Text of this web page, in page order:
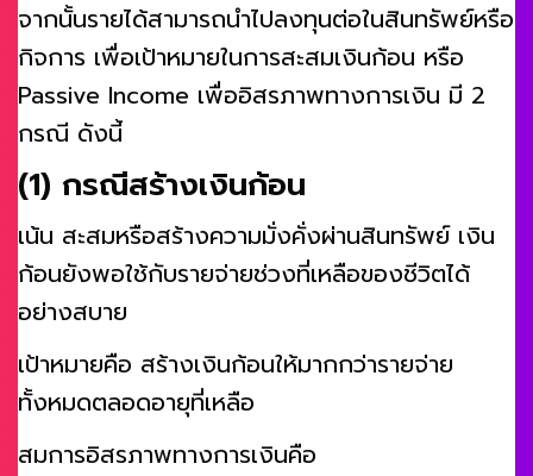
จากนั้นรายได้สามารถนำไปลงทุนต่อในสินทรัพย์หรือ
กิจการ เพื่อเป้าหมายในการสะสมเงินก้อน หรือ
Passive Income เพื่ออิสรภาพทางการเงิน มี 2
กรณี ดังนี้
(1) กรณีสร้างเงินก้อน
เน้น สะสมหรือสร้างความมั่งคั่งผ่านสินทรัพย์ เงิน
ก้อนยังพอใช้กับรายจ่ายช่วงที่เหลือของชีวิตได้
อย่างสบาย
เป้าหมายคือ สร้างเงินก้อนให้มากกว่ารายจ่าย
ทั้งหมดตลอดอายุที่เหลือ
สมการอิสรภาพทางการเงินคือ